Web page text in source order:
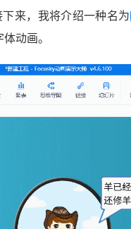
下来，我将介绍一种名为
动画。